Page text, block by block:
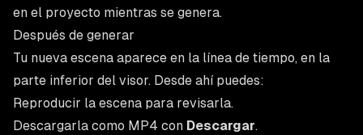
en el proyecto mientras se genera.
Después de generar
Tu nueva escena aparece en la línea de tiempo, en la
parte inferior del visor. Desde ahí puedes:
Reproducir la escena para revisarla.
Descargarla como MP4 con Descargar.